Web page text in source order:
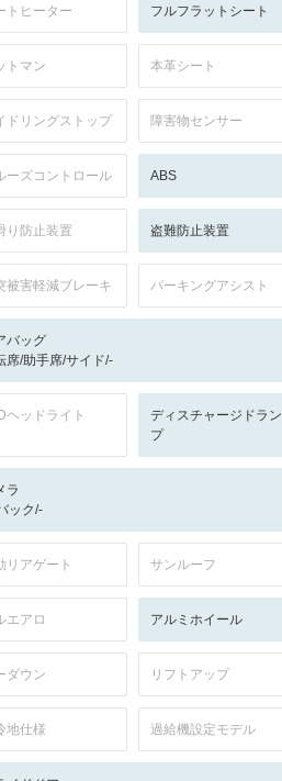
トヒーター フルフラットシート
トマン 本革シート
ドリングストップ 障害物センサー
ーズコントロール ABS
り防止装置 盗難防止装置
被害軽減ブレーキ パーキングアシスト
バッグ
席/助手席/サイド/-
ヘッドライト
ディスチャージドラン
プ
ラ
ック/-
リアゲート サンルーフ
エアロ アルミホイール
ダウン リフトアップ
地仕様 過給機設定モデル